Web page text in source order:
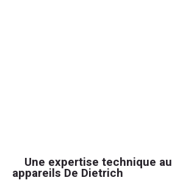
Une expertise technique
appareils De Dietrich